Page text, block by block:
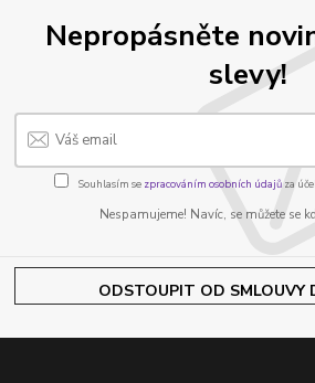
Nepropásněte
slevy!
Souhlasím se zpracováním osobních údajůza
Nespamujeme! Navíc, se můžete se
ODSTOUPIT OD SMLOUVY